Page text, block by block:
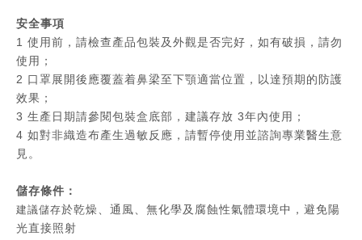
安全事項
1 使用前，請檢查產品包裝及外觀是否完好，如有破損，請勿
使用；
2 口罩展開後應覆蓋着鼻梁至下顎適當位置，以達預期的防護
效果；
3 生產日期請參閱包裝盒底部，建議存放 3年內使用；
4 如對非織造布產生過敏反應，請暫停使用並諮詢專業醫生意
見。
儲存條件：
建議儲存於乾燥、通風、無化學及腐蝕性氣體環境中，避免陽
光直接照射